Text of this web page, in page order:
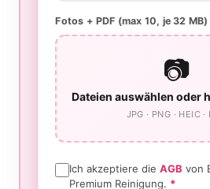
Fotos + PDF (max 10, je 32 MB)
📷
Dateien auswählen oder
JPG · PNG · HEIC ·
Ich akzeptiere dieAGB von
Premium Reinigung. *